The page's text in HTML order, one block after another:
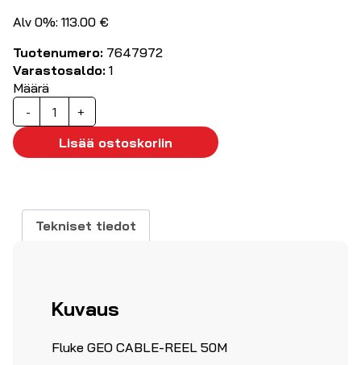
Alv 0%: 113.00 €
Tuotenumero: 7647972
Varastosaldo: 1
Määrä
-
Maadoituksen
mittauskela
50m
(punainen)
+
Lisää ostoskoriin
Tekniset tiedot
Kuvaus
Fluke GEO CABLE-REEL 50M